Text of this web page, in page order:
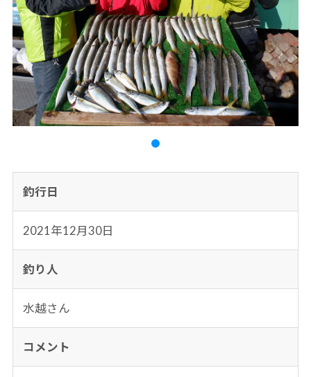
釣行日
2021年12月30日
釣り人
水越さん
コメント